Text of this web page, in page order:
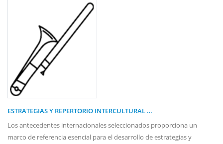
ESTRATEGIAS Y REPERTORIO INTERCULTURAL …
Los antecedentes internacionales seleccionados proporciona un
marco de referencia esencial para el desarrollo de estrategias y